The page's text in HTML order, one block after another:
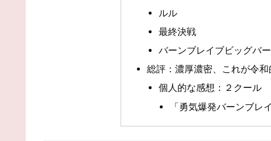
ルル
最終決戦
バーンブレイブビッグバ
総評：濃厚濃密、これが令
個人的な感想：２クール
「勇気爆発バーンブレ